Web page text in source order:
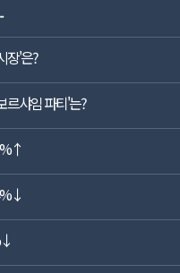
장'은?
르샤임 파티'는?